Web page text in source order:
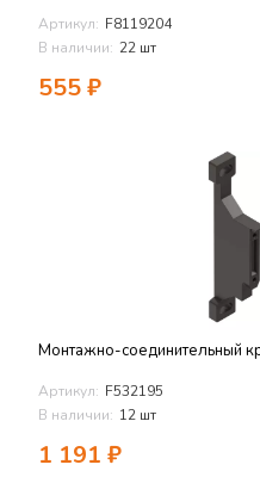
Артикул: F8119204
В наличии: 22 шт
555₽
Монтажно-соединительный
Артикул: F532195
В наличии: 12 шт
1 191 ₽